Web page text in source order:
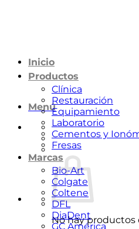
Menú
No hay productos
Inicio
Productos
Clínica
Restauración
Equipamiento
Laboratorio
Cementos y
Fresas
Marcas
Bio-Art
Colgate
Coltene
DFL
DiaDent
GC América